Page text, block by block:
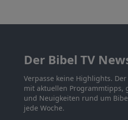
Der Bibel TV
Verpasse keine Highlights.
mit aktuellen Programmtipps,
und Neuigkeiten rund um
jede Woche.